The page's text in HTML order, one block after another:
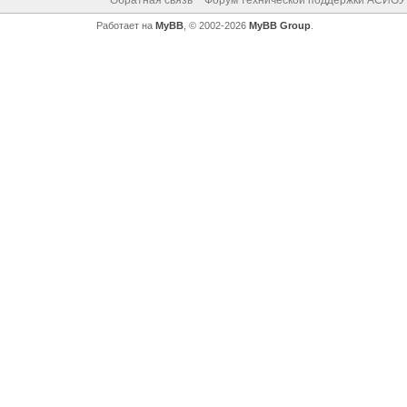
Работает на MyBB, © 2002-2026 MyBB Group.